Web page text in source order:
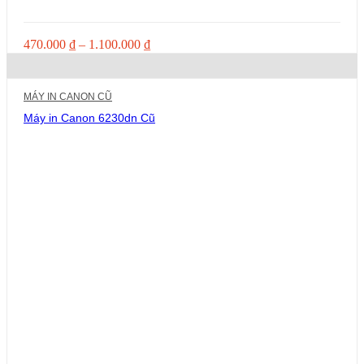
470.000 ₫ – 1.100.000 ₫Khoảng
1.100.000 ₫
MÁY IN CANON CŨ
Máy in Canon 6230dn Cũ